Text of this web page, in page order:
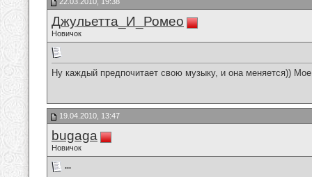
Джульетта_И_Ромео
Новичок
Ну каждый предпочитает свою музыку, и она меняется))
19.04.2010, 13:47
bugaga
Новичок
...